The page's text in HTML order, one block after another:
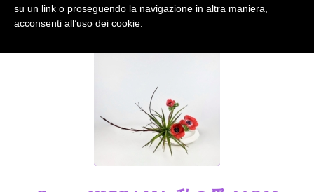
OK Privacy e cookie policy
su un link o proseguendo la navigazione in altra maniera,
acconsenti all’uso dei cookie.